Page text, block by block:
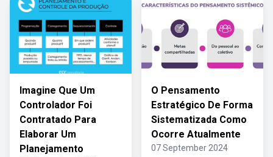
Imagine Que Um
Controlador Foi
Contratado Para
Elaborar Um
Planejamento
O Pensamento
Estratégico De Forma
Sistematizada Como
Ocorre Atualmente
07 September 2024